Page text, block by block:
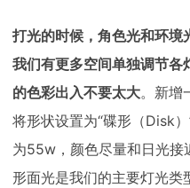
打光的时候，角色光和环境
我们有更多空间单独调节各
的色彩出入不要太大。新增
将形状设置为“碟形（Disk
为55w，颜色尽量和日光接
形面光是我们的主要灯光类